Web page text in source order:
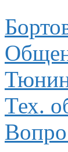
Тех.